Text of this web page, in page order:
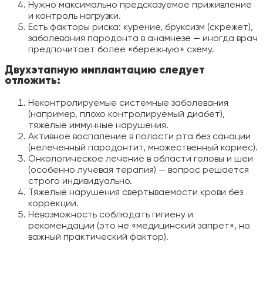
Нужно максимально предсказуемое приживление
и контроль нагрузки.
Есть факторы риска: курение, бруксизм (скрежет),
заболевания пародонта в анамнезе — иногда врач
предпочитает более «бережную» схему.
Двухэтапную имплантацию следует
отложить:
Неконтролируемые системные заболевания
(например, плохо контролируемый диабет),
тяжелые иммунные нарушения.
Активное воспаление в полости рта без санации
(нелеченный пародонтит, множественный кариес).
Онкологическое лечение в области головы и шеи
(особенно лучевая терапия) — вопрос решается
строго индивидуально.
Тяжелые нарушения свертываемости крови без
коррекции.
Невозможность соблюдать гигиену и
рекомендации (это не «медицинский запрет», но
важный практический фактор).